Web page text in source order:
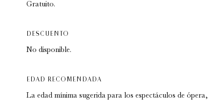
Gratuito.
DESCUENTO
No disponible.
EDAD RECOMENDADA
La edad mínima sugerida para los espectáculos de ópera,